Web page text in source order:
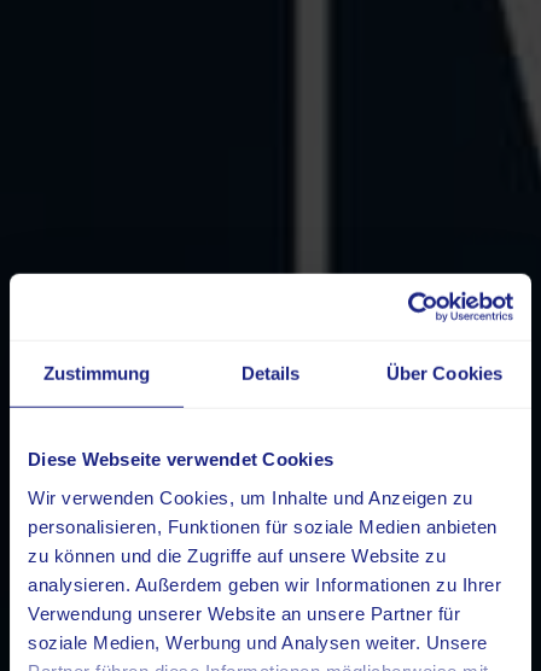
Zustimmung Details Über Cookies
Diese Webseite verwendet Cookies
Wir verwenden Cookies, um Inhalte und Anzeigen zu
personalisieren, Funktionen für soziale Medien anbieten
zu können und die Zugriffe auf unsere Website zu
analysieren. Außerdem geben wir Informationen zu Ihrer
Verwendung unserer Website an unsere Partner für
soziale Medien, Werbung und Analysen weiter. Unsere